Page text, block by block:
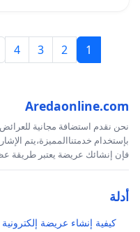
1
2
3
4
Aredaonline.com
نحن نقدم استضافة مجانية للعرائض
بإستخدام خدمتناالمميزة،يتم
فإن إنشائك عريضة يعتبر طريقة
أدلة
كيفية إنشاء عريضة إلكترونية